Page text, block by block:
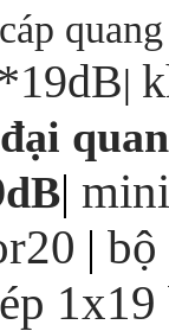
cáp
|
|
| bộ